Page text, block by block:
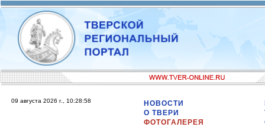
09 августа 2026 г., 10:28:58
НОВОСТИ
О ТВЕРИ
ФОТОГАЛЕРЕЯ